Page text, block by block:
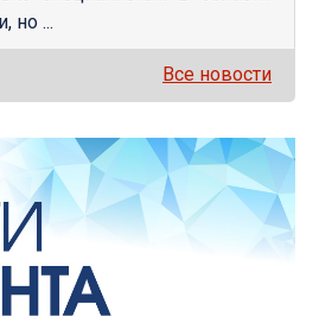
но ...
Все новости